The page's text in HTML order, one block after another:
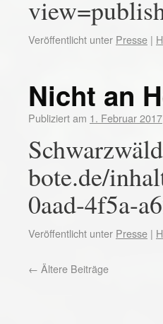
Veröffentlicht unter Presse |
Nicht an
Publiziert am 1. Februar 2017
bote.de/
0aad-4f5a-
Veröffentlicht unter Presse |
← Ältere Beiträge